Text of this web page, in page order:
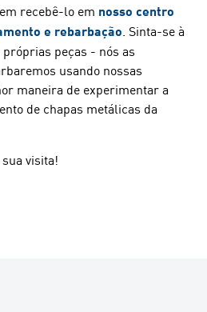
recebê-lo em nosso centro
e rebarbação . Sinta-se à
peças - nós as
usando nossas
maneira de experimentar a
de chapas metálicas da
visita!